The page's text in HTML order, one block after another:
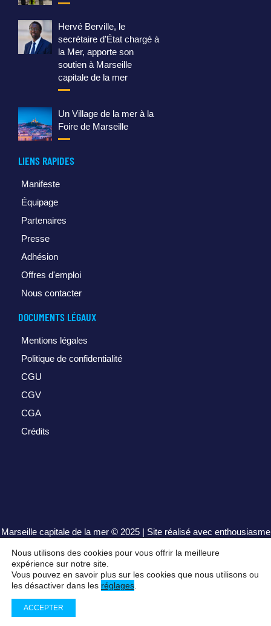
Hervé Berville, le
secrétaire d’État chargé à
la Mer, apporte son
soutien à Marseille
capitale de la mer
Un Village de la mer à la
Foire de Marseille
LIENS RAPIDES
Manifeste
Équipage
Partenaires
Presse
Adhésion
Offres d'emploi
Nous contacter
DOCUMENTS LÉGAUX
Mentions légales
Politique de confidentialité
CGU
CGV
CGA
Crédits
Marseille capitale de la mer© 2025 | Site réalisé avec enthousiasme
par
henrisequeira.com
Nous utilisons des cookies pour vous offrir la meilleure
expérience sur notre site.
Vous pouvez en savoir plus sur les cookies que nous utilisons ou
les désactiver dans les réglages
ACCEPTER